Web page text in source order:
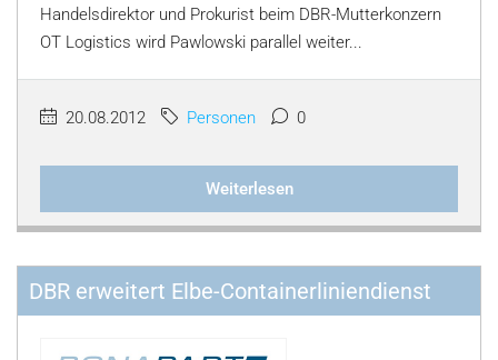
Handelsdirektor und Prokurist beim DBR-Mutterkonzern
OT Logistics wird Pawlowski parallel weiter...
20.08.2012 Personen 0
Weiterlesen
DBR erweitert Elbe-Containerliniendienst